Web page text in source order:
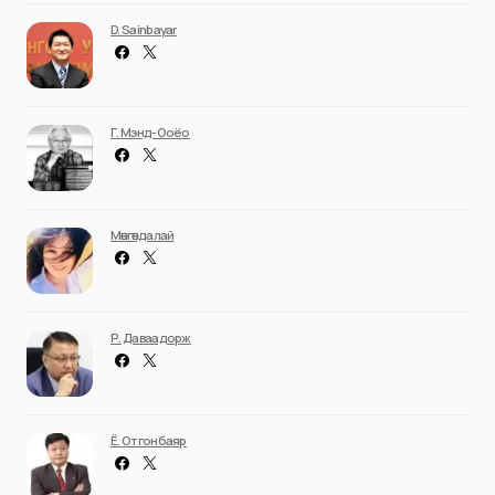
D. Sainbayar
Г. Мэнд-Ооёо
Мөнгөндалай
Р. Даваадорж
Ё. Отгонбаяр